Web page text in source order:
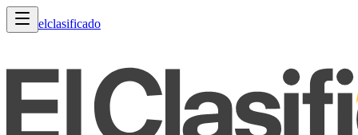
elclasificado